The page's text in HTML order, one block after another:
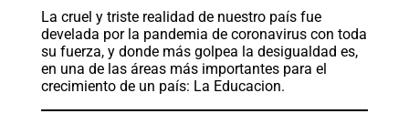
La cruel y triste realidad de nuestro país fue
develada por la pandemia de coronavirus con toda
su fuerza, y donde más golpea la desigualdad es,
en una de las áreas más importantes para el
crecimiento de un país: La Educacion.